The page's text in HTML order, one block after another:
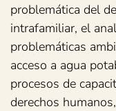
problemática del
intrafamiliar, el
problemáticas
acceso a agua
procesos de
derechos